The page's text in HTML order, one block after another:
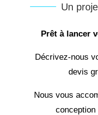
Un
Prêt à lancer
Décrivez-nous
devis
Nous vous
conception